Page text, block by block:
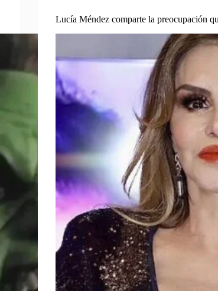
Lucía Méndez comparte la preocupación